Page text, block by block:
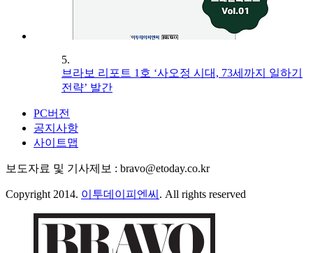
5.
브라보 리포트 1호 ‘사오정 시대, 73세까지 일하기
전략’ 발간
PC버전
공지사항
사이트맵
보도자료 및 기사제보 : bravo@etoday.co.kr
Copyright 2014. 이투데이피엔씨 . All rights reserved